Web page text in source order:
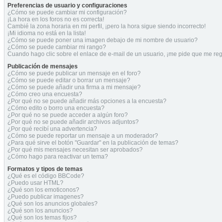
Preferencias de usuario y configuraciones
¿Cómo se puede cambiar mi configuración?
¡La hora en los foros no es correcta!
Cambié la zona horaria en mi perfil, ¡pero la hora sigue siendo incorrecto!
¡Mi idioma no está en la lista!
¿Cómo se puede poner una imagen debajo de mi nombre de usuario?
¿Cómo se puede cambiar mi rango?
Cuando hago clic sobre el enlace de e-mail de un usuario, ¡me pide que me
Publicación de mensajes
¿Cómo se puede publicar un mensaje en el foro?
¿Cómo se puede editar o borrar un mensaje?
¿Cómo se puede añadir una firma a mi mensaje?
¿Cómo creo una encuesta?
¿Por qué no se puede añadir más opciones a la encuesta?
¿Cómo edito o borro una encuesta?
¿Por qué no se puede acceder a algún foro?
¿Por qué no se puede añadir archivos adjuntos?
¿Por qué recibí una advertencia?
¿Cómo se puede reportar un mensaje a un moderador?
¿Para qué sirve el botón "Guardar" en la publicación de temas?
¿Por qué mis mensajes necesitan ser aprobados?
¿Cómo hago para reactivar un tema?
Formatos y tipos de temas
¿Qué es el código BBCode?
¿Puedo usar HTML?
¿Qué son los emoticonos?
¿Puedo publicar imagenes?
¿Qué son los anuncios globales?
¿Qué son los anuncios?
¿Qué son los temas fijos?